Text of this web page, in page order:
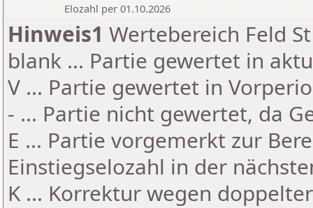
Elozahl per 01.10.2026
Hinweis1 Wertebereich Feld
blank ... Partie gewertet in
V ... Partie gewertet in
- ... Partie nicht gewertet, da
E ... Partie vorgemerkt zur
Einstiegselozahl in der
K ... Korrektur wegen